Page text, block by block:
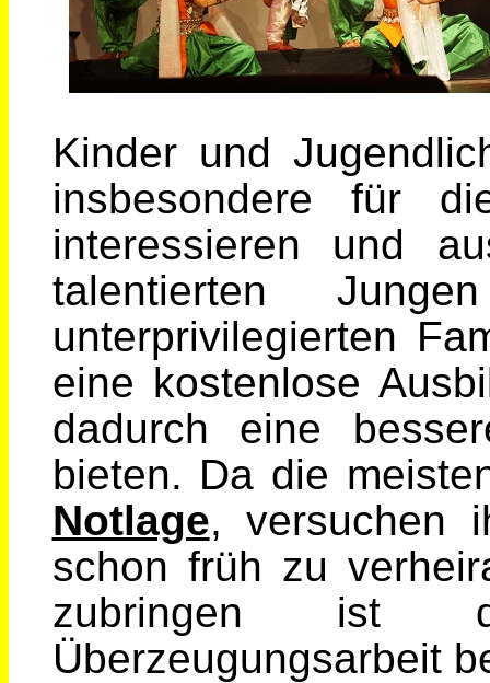
Kinder und
insbesondere für
interessieren und
talentierten
unterprivilegierten
eine kostenlose
dadurch eine
bieten. Da die
Notlage, versuchen
schon früh zu
zubringen ist
Überzeugungsarbeit